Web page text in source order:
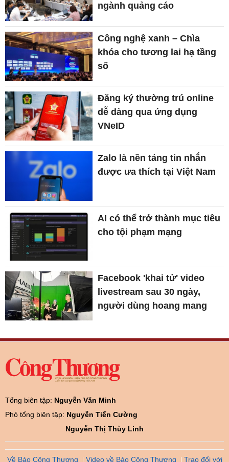
ngành quảng cáo
Công nghệ xanh – Chìa
khóa cho tương lai hạ tầng
số
Đăng ký thường trú online
dễ dàng qua ứng dụng
VNeID
Zalo là nền tảng tin nhắn
được ưa thích tại Việt Nam
AI có thể trở thành mục tiêu
cho tội phạm mạng
Facebook 'khai tử' video
livestream sau 30 ngày,
người dùng hoang mang
Tổng biên tập: Nguyễn Văn Minh
Phó tổng biên tập: Nguyễn Tiến Cường
Nguyễn Thị Thùy Linh
Về Báo Công Thương Video về Báo Công Thương Trao đổi với